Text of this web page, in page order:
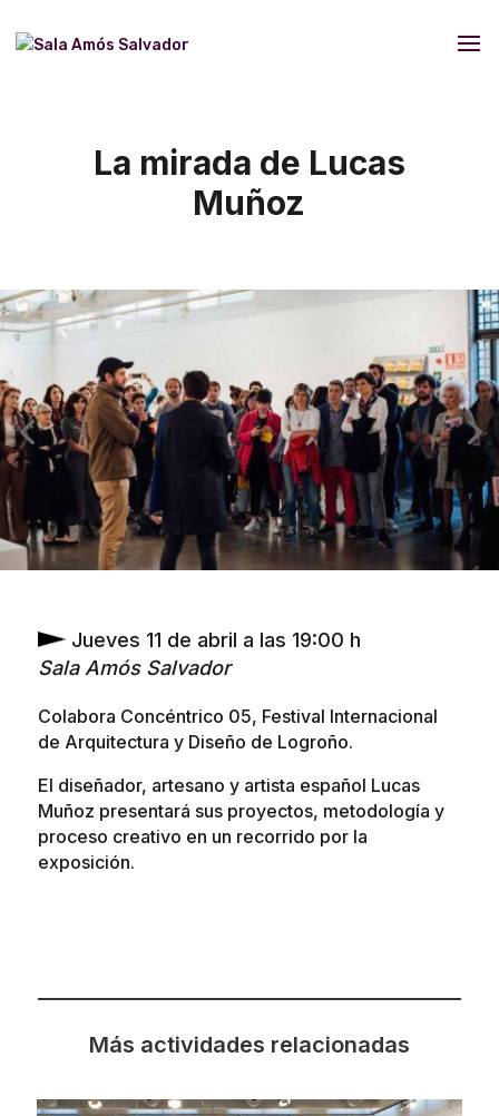
La mirada de Lucas
Muñoz
Jueves 11 de abril a las 19:00 h
Sala Amós Salvador
Colabora Concéntrico 05, Festival Internacional
de Arquitectura y Diseño de Logroño.
El diseñador, artesano y artista español Lucas
Muñoz presentará sus proyectos, metodología y
proceso creativo en un recorrido por la
exposición.
Más actividades relacionadas